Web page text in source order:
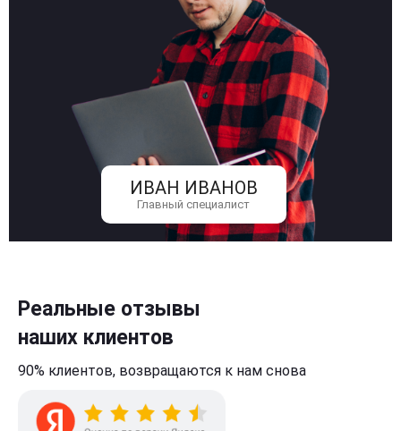
ИВАН ИВАНОВ
Главный специалист
Реальные отзывы
наших клиентов
90% клиентов, возвращаются к нам снова